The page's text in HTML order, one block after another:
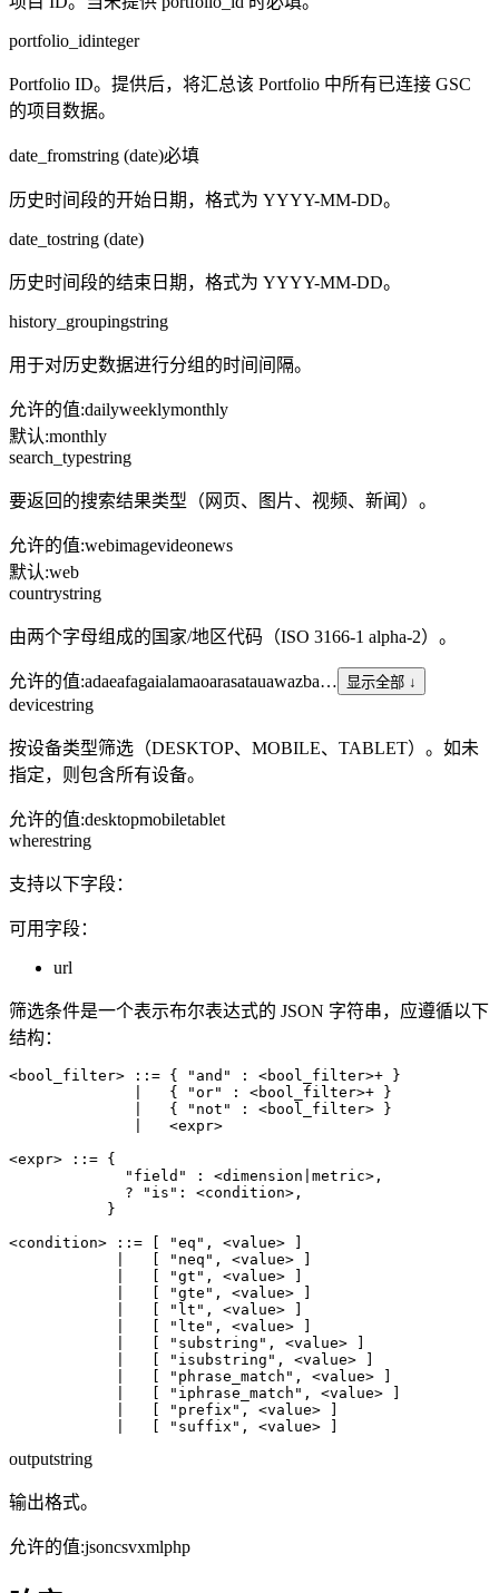
portfolio_idinteger
Portfolio ID。提供后，将汇总该 Portfolio 中所有已连接 GSC
的项目数据。
date_fromstring (date)必填
历史时间段的开始日期，格式为 YYYY-MM-DD。
date_tostring (date)
历史时间段的结束日期，格式为 YYYY-MM-DD。
history_groupingstring
用于对历史数据进行分组的时间间隔。
允许的值:dailyweeklymonthly
默认:monthly
search_typestring
要返回的搜索结果类型（网页、图片、视频、新闻）。
允许的值:webimagevideonews
默认:web
countrystring
由两个字母组成的国家/地区代码（ISO 3166-1 alpha-2）。
允许的值:adaeafagaialamaoarasatauawazba… 显示全部 ↓
devicestring
按设备类型筛选（DESKTOP、MOBILE、TABLET）。如未
指定，则包含所有设备。
允许的值:desktopmobiletablet
wherestring
支持以下字段：
可用字段：
url
筛选条件是一个表示布尔表达式的 JSON 字符串，应遵循以下
结构：
<bool_filter> ::= { "and" : <bool_filter>+ }
              |   { "or" : <bool_filter>+ }
              |   { "not" : <bool_filter> }
              |   <expr>
<expr> ::= {
             "field" : <dimension|metric>,
             ? "is": <condition>,
           }
<condition> ::= [ "eq", <value> ]
            |   [ "neq", <value> ]
            |   [ "gt", <value> ]
            |   [ "gte", <value> ]
            |   [ "lt", <value> ]
            |   [ "lte", <value> ]
            |   [ "substring", <value> ]
            |   [ "isubstring", <value> ]
            |   [ "phrase_match", <value> ]
            |   [ "iphrase_match", <value> ]
            |   [ "prefix", <value> ]
outputstring
输出格式。
允许的值:jsoncsvxmlphp